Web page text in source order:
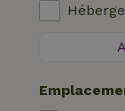
Maison